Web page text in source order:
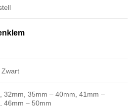
Zwart
32mm, 35mm – 40mm, 41mm –
46mm – 50mm